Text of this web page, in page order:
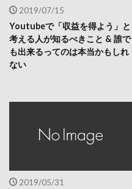
2019/07/15
Youtubeで「収益を得よう」と
考える人が知るべきこと & 誰で
も出来るってのは本当かもしれ
ない
2019/05/31